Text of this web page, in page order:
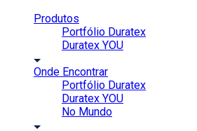
Produtos
Portfólio Duratex
Duratex YOU
Onde Encontrar
Portfólio Duratex
Duratex YOU
No Mundo